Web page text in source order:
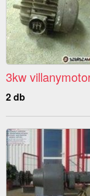
3kw
2 db